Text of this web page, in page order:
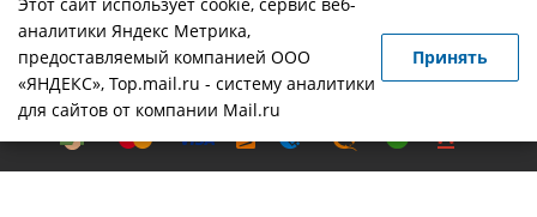
-разработка,продвижение сайта,реклама
аналитики Яндекс Метрика,
предоставляемый компанией ООО
«ЯНДЕКС», Top.mail.ru - систему аналитики
для сайтов от компании Mail.ru
Принять